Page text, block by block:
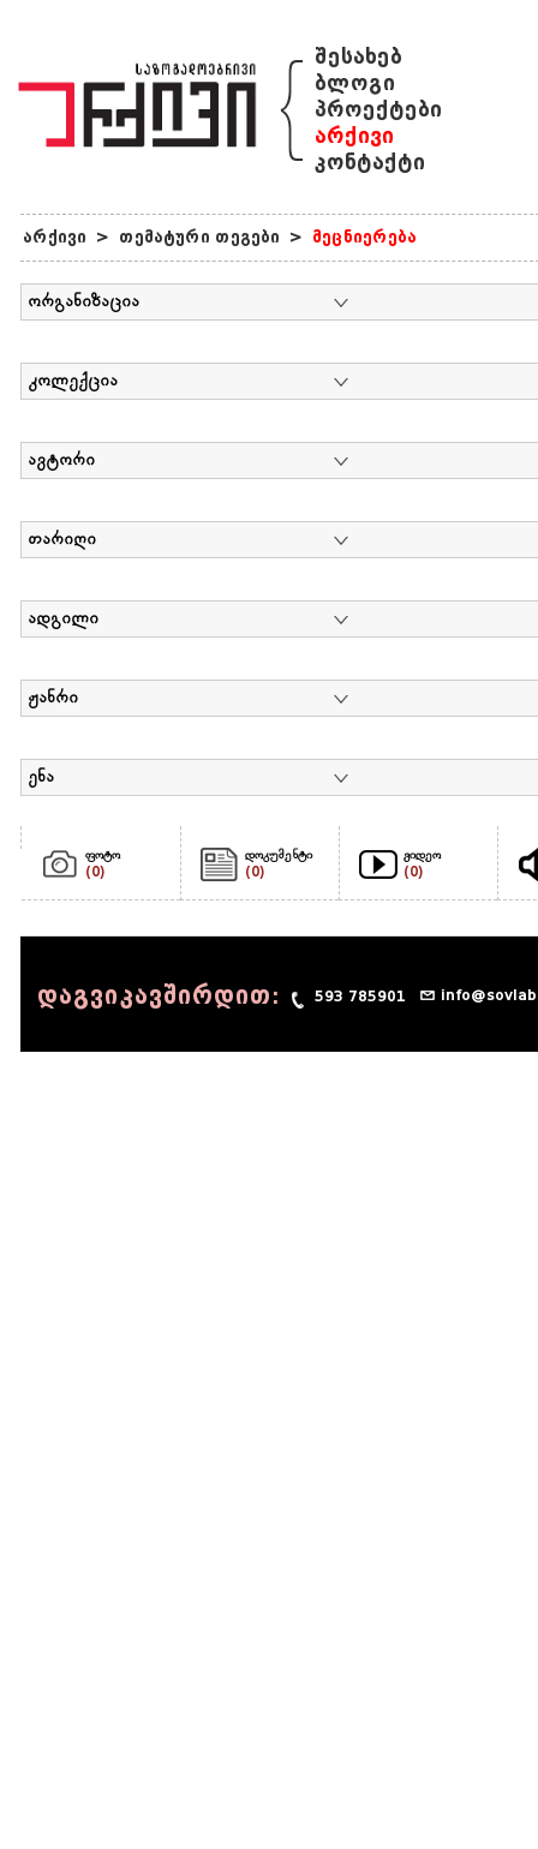
{ შესახებ
ბლოგი
პროექტები
არქივი
კონტაქტი
არქივი > თემატური თეგები > მეცნიერება
ორგანიზაცია
კოლექცია
ავტორი
თარიღი
ადგილი
ჟანრი
ენა
ფოტო
(0)
დოკუმენტი
(0)
ვიდეო
(0)
დაგვიკავშირდით: 593 785901